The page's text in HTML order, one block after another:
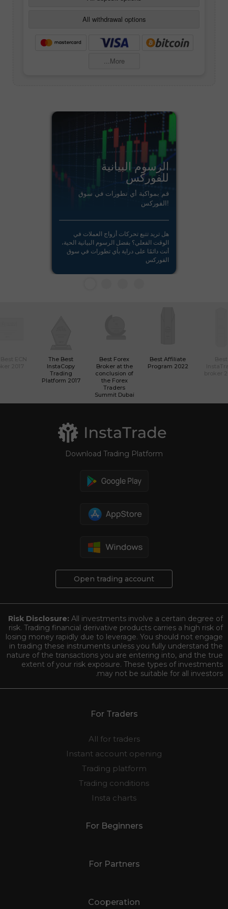
All withdrawal options
More...
الرسوم البيانية
للفوركس
قم بمواكبة أي تطورات في سوق
الفوركس!
هل تريد تتبع تحركات أزواج العملات في
الوقت الفعلي؟ بفضل الرسوم البيانية الحية،
أنت دائمًا على دراية بأي تطورات في سوق
الفوركس
The Best
InstaCopy
Trading
Platform 2017
Best Forex
Broker at the
conclusion of
the Forex
Traders
Summit Dubai
Best Affiliate
Program 2022
Download Trading Platform
Open trading account
Risk Disclosure: All investments involve a certain degree of
risk. Trading financial derivative products carries a high risk of
losing money rapidly due to leverage. You should not engage
in trading these instruments unless you fully understand the
nature of the transactions you are entering into, and the true
extent of your risk exposure. These types of investments
may not be suitable for all investors.
For Traders
All for traders
Instant account opening
Trading platform
Trading conditions
Insta charts
For Beginners
For Partners
Cooperation